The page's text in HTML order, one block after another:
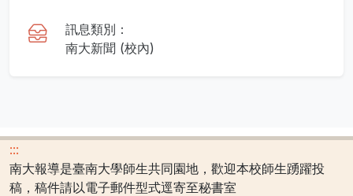
訊息類別：
南大新聞 (校內)
:::
南大報導是臺南大學師生共同園地，歡迎本校師生踴躍投
稿，稿件請以電子郵件型式逕寄至秘書室